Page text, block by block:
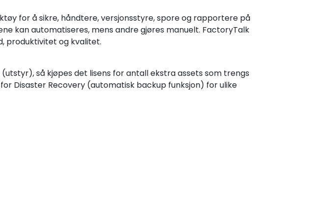
for å sikre, håndtere, versjonsstyre, spore og rapportere på
kan automatiseres, mens andre gjøres manuelt. FactoryTalk
produktivitet og kvalitet.
så kjøpes det lisens for antall ekstra assets som trengs
Disaster Recovery (automatisk backup funksjon) for ulike